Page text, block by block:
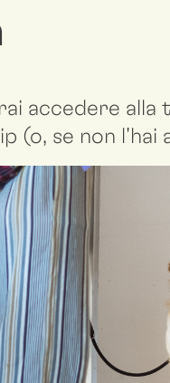
accedere alla
(o, se non